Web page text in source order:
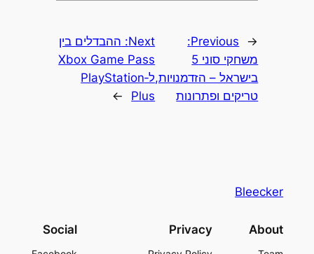
←
Previous:
משחקי סוני 5
בישראל – הזדמנויות,
טריקים ופתרונות
Next: ההבדלים בין
Xbox Game Pass
ל‑PlayStation
Plus
→
Bleecker
About
Privacy
Social